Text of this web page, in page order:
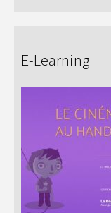
E-Learning